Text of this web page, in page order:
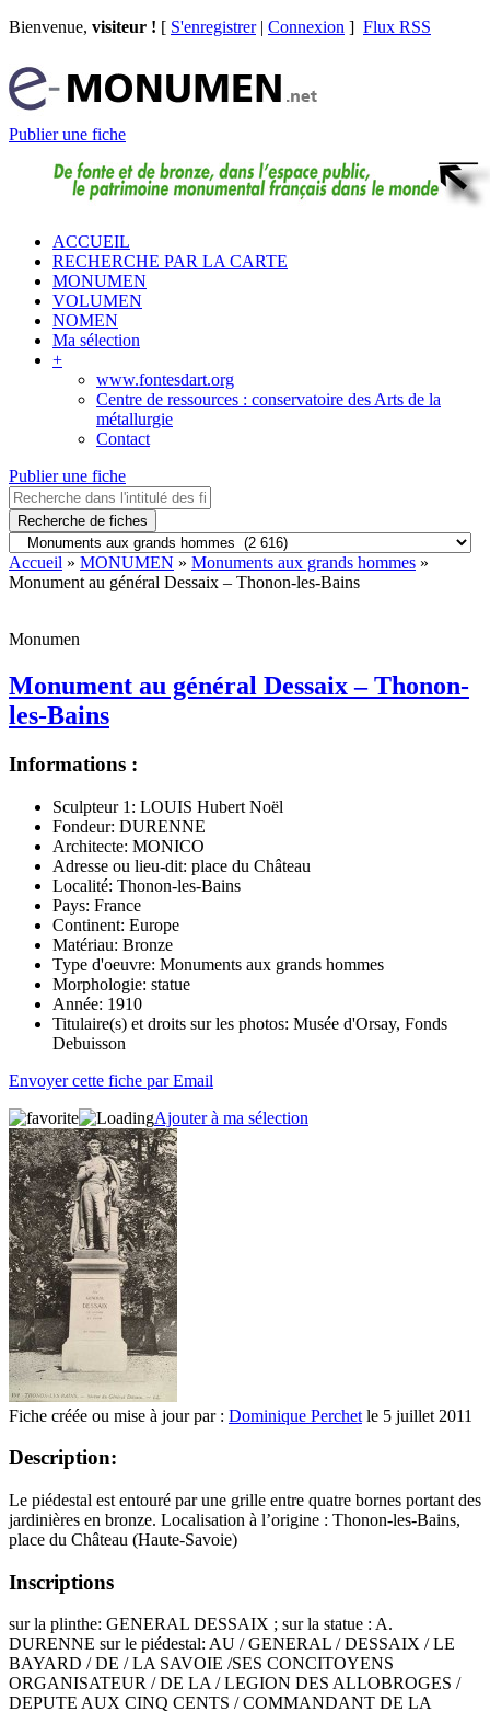
Bienvenue, visiteur ! [ S'enregistrer| Connexion ] Flux RSS
Publier une fiche
ACCUEIL
RECHERCHE PAR LA CARTE
MONUMEN
VOLUMEN
NOMEN
Ma sélection
+
www.fontesdart.org
Centre de ressources : conservatoire des Arts de la
métallurgie
Contact
Publier une fiche
Recherche de fiches
Accueil » MONUMEN » Monuments aux grands hommes »
Monument au général Dessaix – Thonon-les-Bains
Monumen
Monument au général Dessaix – Thonon-
les-Bains
Informations :
Sculpteur 1: LOUIS Hubert Noël
Fondeur: DURENNE
Architecte: MONICO
Adresse ou lieu-dit: place du Château
Localité: Thonon-les-Bains
Pays: France
Continent: Europe
Matériau: Bronze
Type d'oeuvre: Monuments aux grands hommes
Morphologie: statue
Année: 1910
Titulaire(s) et droits sur les photos: Musée d'Orsay, Fonds
Debuisson
Envoyer cette fiche par Email
Ajouter à ma sélection
Fiche créée ou mise à jour par : Dominique Perchet le 5 juillet 2011
Description:
Le piédestal est entouré par une grille entre quatre bornes portant des
jardinières en bronze. Localisation à l’origine : Thonon-les-Bains,
place du Château (Haute-Savoie)
Inscriptions
sur la plinthe: GENERAL DESSAIX ; sur la statue : A.
DURENNE sur le piédestal: AU / GENERAL / DESSAIX / LE
BAYARD / DE / LA SAVOIE /SES CONCITOYENS
ORGANISATEUR / DE LA / LEGION DES ALLOBROGES /
DEPUTE AUX CINQ CENTS / COMMANDANT DE LA